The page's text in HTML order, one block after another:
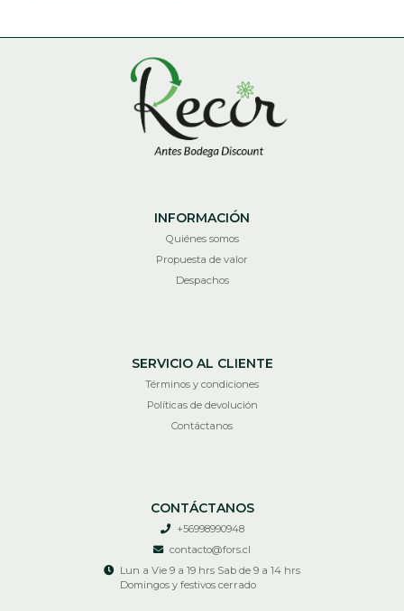
INFORMACIÓN
Quiénes somos
Propuesta de valor
Despachos
SERVICIO AL CLIENTE
Términos y condiciones
Políticas de devolución
Contáctanos
CONTÁCTANOS
+56998990948
contacto@fors.cl
Lun a Vie 9 a 19 hrs Sab de 9 a 14 hrs
Domingos y festivos cerrado